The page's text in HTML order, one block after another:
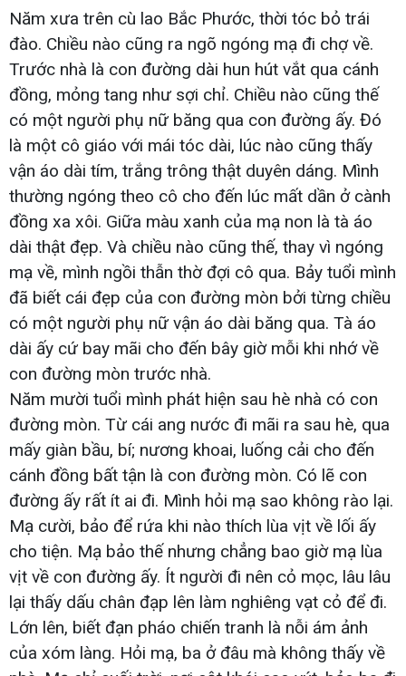
Năm xưa trên cù lao Bắc Phước, thời tóc bỏ trái
đào. Chiều nào cũng ra ngõ ngóng mạ đi chợ về.
Trước nhà là con đường dài hun hút vắt qua cánh
đồng, mỏng tang như sợi chỉ. Chiều nào cũng thế
có một người phụ nữ băng qua con đường ấy. Đó
là một cô giáo với mái tóc dài, lúc nào cũng thấy
vận áo dài tím, trắng trông thật duyên dáng. Mình
thường ngóng theo cô cho đến lúc mất dần ở cành
đồng xa xôi. Giữa màu xanh của mạ non là tà áo
dài thật đẹp. Và chiều nào cũng thế, thay vì ngóng
mạ về, mình ngồi thẫn thờ đợi cô qua. Bảy tuổi mình
đã biết cái đẹp của con đường mòn bởi từng chiều
có một người phụ nữ vận áo dài băng qua. Tà áo
dài ấy cứ bay mãi cho đến bây giờ mỗi khi nhớ về
con đường mòn trước nhà.
Năm mười tuổi mình phát hiện sau hè nhà có con
đường mòn. Từ cái ang nước đi mãi ra sau hè, qua
mấy giàn bầu, bí; nương khoai, luống cải cho đến
cánh đồng bất tận là con đường mòn. Có lẽ con
đường ấy rất ít ai đi. Mình hỏi mạ sao không rào lại.
Mạ cười, bảo để rứa khi nào thích lùa vịt về lối ấy
cho tiện. Mạ bảo thế nhưng chẳng bao giờ mạ lùa
vịt về con đường ấy. Ít người đi nên cỏ mọc, lâu lâu
lại thấy dấu chân đạp lên làm nghiêng vạt cỏ để đi.
Lớn lên, biết đạn pháo chiến tranh là nỗi ám ảnh
của xóm làng. Hỏi mạ, ba ở đâu mà không thấy về